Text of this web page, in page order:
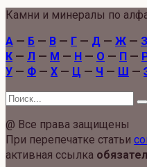
Камни и минералы по
А — Б — В — Г — Д — Ж — З
К — Л — М — Н — О — П —
У — Ф — Х — Ц — Ч — Ш —
Search
@ Все права защищены
При перепечатке статьи
активная ссылка